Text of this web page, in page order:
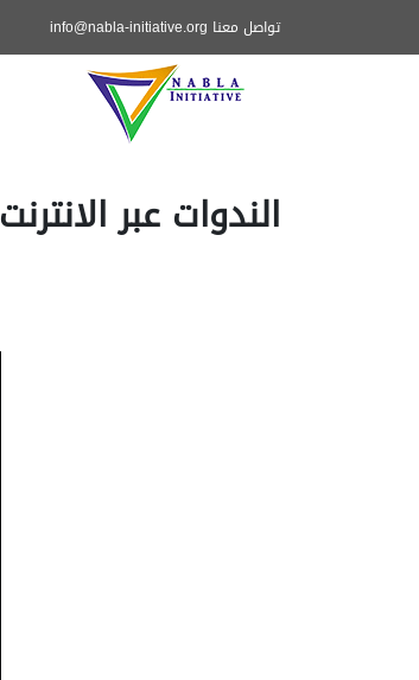
تواصل معنا info@nabla-initiative.org
الندوات عبر الانترنت